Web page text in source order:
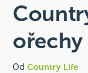
ořechy
Od Country Life